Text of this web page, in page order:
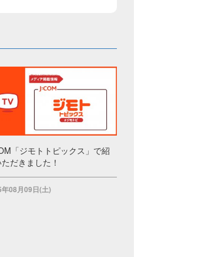
「ジモトトピックス」で紹
だきました！
08月09日(土)